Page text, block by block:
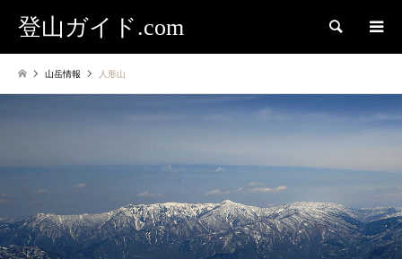
登山ガイド.com 検索
山岳情報 人形山